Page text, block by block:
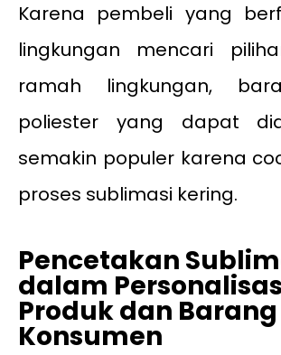
Karena pembeli yang
lingkungan mencari
ramah lingkungan,
poliester yang dapat
semakin populer karena
proses sublimasi kering.
Pencetakan
dalam
Produk dan Barang
Konsumen